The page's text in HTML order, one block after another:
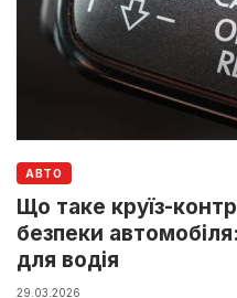
АВТО
Що таке круїз-
безпеки
для водія
29.03.2026